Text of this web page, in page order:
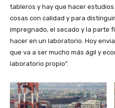
tableros y hay que hacer
cosas con calidad y para
impregnado, el secado y la parte
hacer en un laboratorio. Hoy
que va a ser mucho más ágil y
laboratorio propio”.